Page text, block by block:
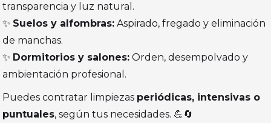
transparencia y luz natural.
✨ Suelos y alfombras: Aspirado, fregado y eliminación
de manchas.
✨ Dormitorios y salones: Orden, desempolvado y
ambientación profesional.
Puedes contratar limpiezas periódicas, intensivas o
puntuales, según tus necesidades. 💪🔄